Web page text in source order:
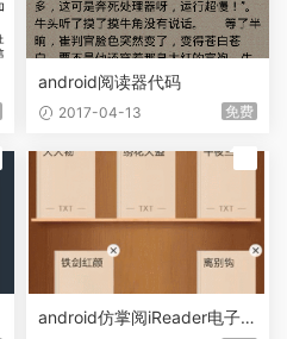
android阅读器代码
2017-04-13 免费
android仿掌阅iReader电子书